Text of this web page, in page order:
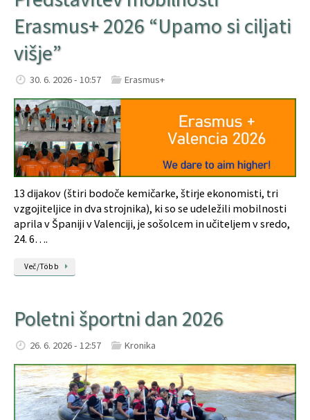
Erasmus+ 2026 “Upamo si ciljati
višje”
30. 6. 2026 - 10:57 Erasmus+
13 dijakov (štiri bodoče kemičarke, štirje ekonomisti, tri
vzgojiteljice in dva strojnika), ki so se udeležili mobilnosti
aprila v Španiji v Valenciji, je sošolcem in učiteljem v sredo,
24. 6….
Več/Több
Poletni športni dan 2026
26. 6. 2026 - 12:57 Kronika